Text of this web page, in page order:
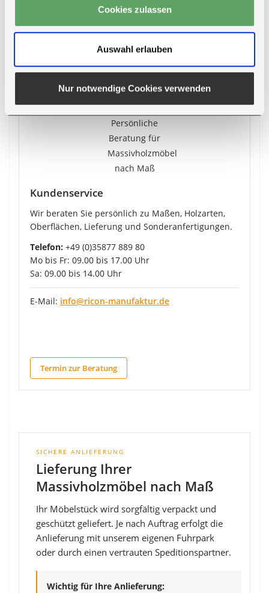
Cookies zulassen
Auswahl erlauben
Nur notwendige Cookies verwenden
Mehr zur Lieferung
Kundenservice
Wir beraten Sie persönlich zu Maßen, Holzarten,
Oberflächen, Lieferung und Sonderanfertigungen.
Telefon: +49 (0)35877 889 80
Mo bis Fr: 09.00 bis 17.00 Uhr
Sa: 09.00 bis 14.00 Uhr
E-Mail: info@ricon-manufaktur.de
Termin zur Beratung
SICHERE ANLIEFERUNG
Lieferung Ihrer
Massivholzmöbel nach Maß
Ihr Möbelstück wird sorgfältig verpackt und
geschützt geliefert. Je nach Auftrag erfolgt die
Anlieferung mit unserem eigenen Fuhrpark
oder durch einen vertrauten Speditionspartner.
Wichtig für Ihre Anlieferung: